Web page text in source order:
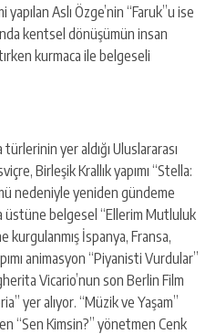
Aslı Özge’nin “Faruk”u ise
kentsel dönüşümün insan
kurmaca ile belgeseli
yer aldığı Uluslararası
Birleşik Krallık yapımı “Stella:
nedeniyle yeniden gündeme
belgesel “Ellerim Mutluluk
kurgulanmış İspanya, Fransa,
animasyon “Piyanisti Vurdular”
Vicario’nun son Berlin Film
yer alıyor. “Müzik ve Yaşam”
“Sen Kimsin?” yönetmen Cenk